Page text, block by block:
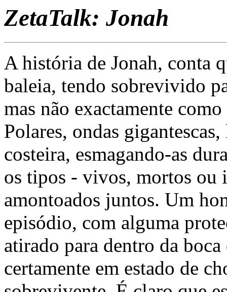
ZetaTalk: Jonah
A história de Jonah, conta
baleia, tendo sobrevivido
mas não exactamente
Polares, ondas
costeira, esmagando-as
os tipos - vivos, mortos ou
amontoados juntos. Um
episódio, com alguma
atirado para dentro da
certamente em estado de